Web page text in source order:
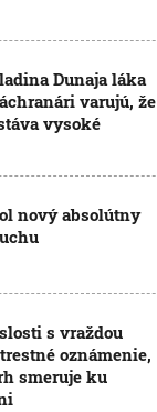
Dunaja láka
varujú, že
vysoké
nový absolútny
s vraždou
oznámenie,
smeruje ku